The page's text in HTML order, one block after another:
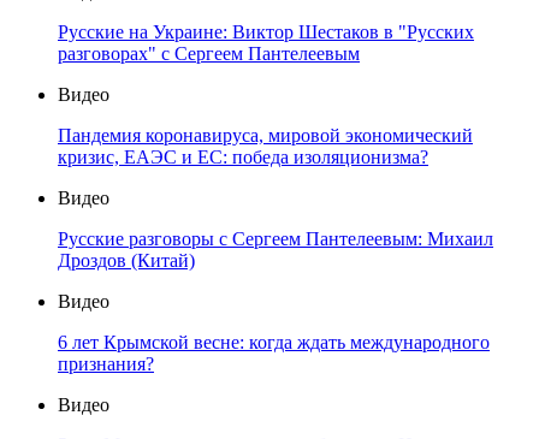
Русские на Украине: Виктор Шестаков в "Русских
разговорах" с Сергеем Пантелеевым
Видео
Пандемия коронавируса, мировой экономический
кризис, ЕАЭС и ЕС: победа изоляционизма?
Видео
Русские разговоры с Сергеем Пантелеевым: Михаил
Дроздов (Китай)
Видео
6 лет Крымской весне: когда ждать международного
признания?
Видео